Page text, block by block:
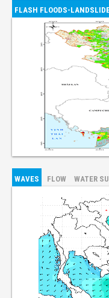
FLASH FLOODS-
WAVES FLOW WATER